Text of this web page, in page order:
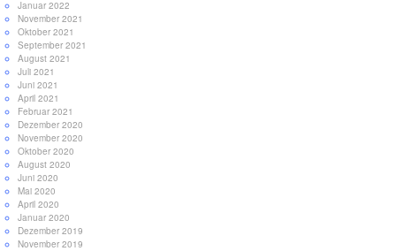
Januar 2022
November 2021
Oktober 2021
September 2021
August 2021
Juli 2021
Juni 2021
April 2021
Februar 2021
Dezember 2020
November 2020
Oktober 2020
August 2020
Juni 2020
Mai 2020
April 2020
Januar 2020
Dezember 2019
November 2019